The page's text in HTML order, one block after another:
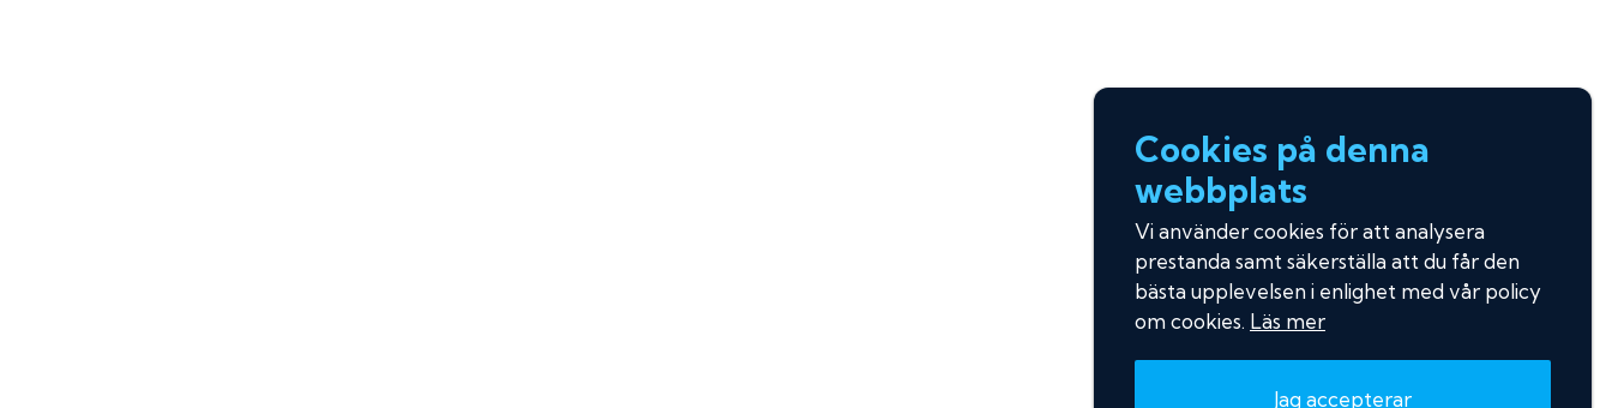
Cookies på denna
webbplats
Vi använder cookies för att analysera
prestanda samt säkerställa att du får den
bästa upplevelsen i enlighet med vår policy
om cookies. Läs mer
Jag accepterar